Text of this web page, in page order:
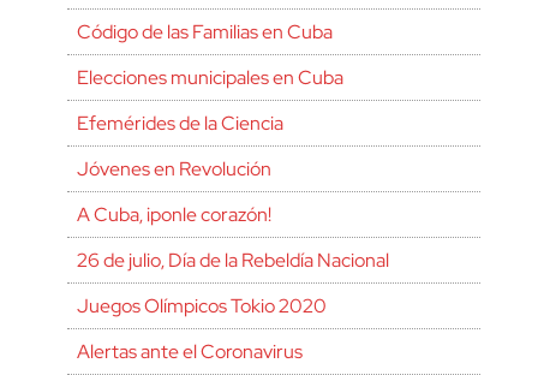
Código de las Familias en Cuba
Elecciones municipales en Cuba
Efemérides de la Ciencia
Jóvenes en Revolución
A Cuba, ¡ponle corazón!
26 de julio, Día de la Rebeldía Nacional
Juegos Olímpicos Tokio 2020
Alertas ante el Coronavirus